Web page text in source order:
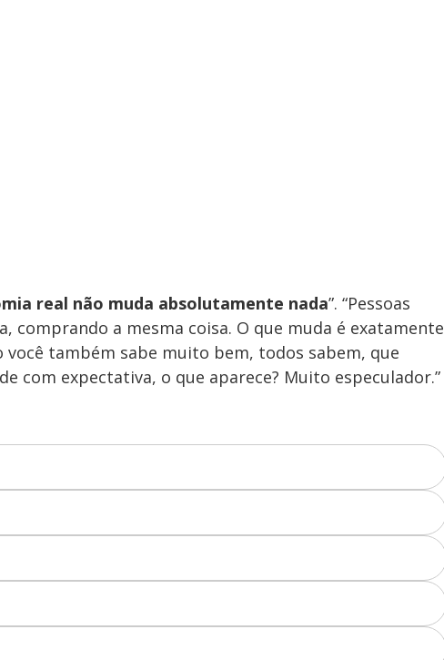
o
real não muda absolutamente nada”. “Pessoas
comprando a mesma coisa. O que muda é exatamente
você também sabe muito bem, todos sabem, que
com expectativa, o que aparece? Muito especulador.”